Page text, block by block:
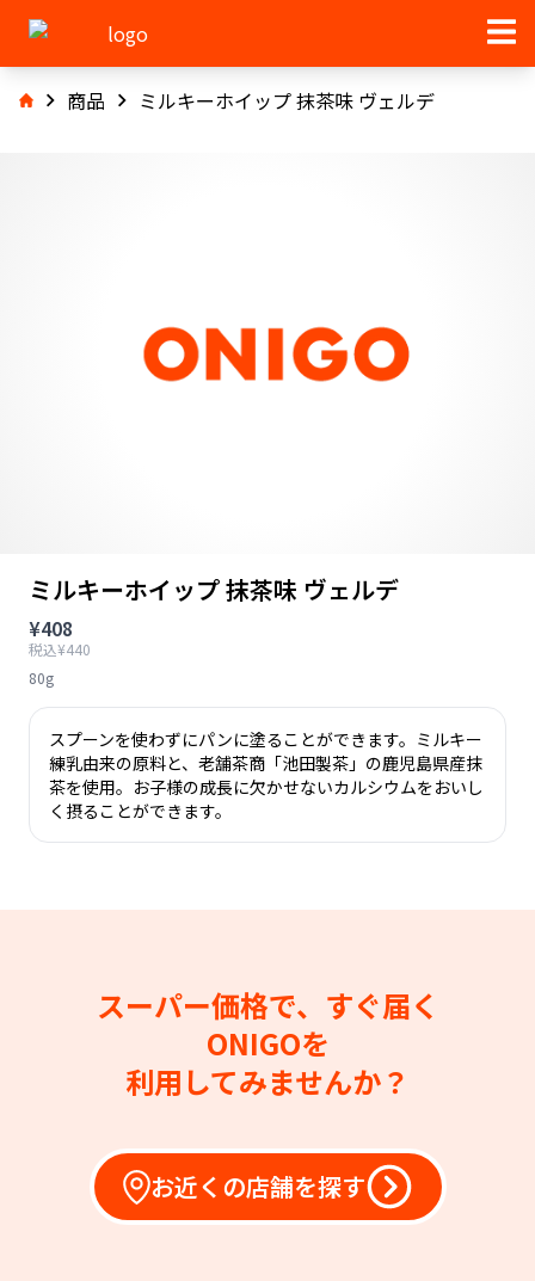
商品 ミルキーホイップ 抹茶味 ヴェルデ
ミルキーホイップ 抹茶味 ヴェルデ
¥408
税込¥440
80g
スプーンを使わずにパンに塗ることができます。ミルキー
練乳由来の原料と、老舗茶商「池田製茶」の鹿児島県産抹
茶を使用。お子様の成長に欠かせないカルシウムをおいし
く摂ることができます。
スーパー価格で、すぐ届く
ONIGOを
利用してみませんか？
お近くの店舗を探す